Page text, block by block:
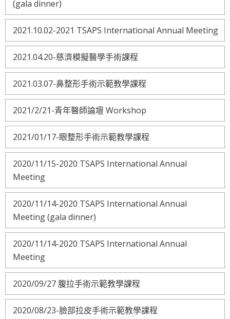
(gala dinner)
2021.10.02-2021 TSAPS International Annual Meeting
2021.04.20-慈濟模擬醫學手術課程
2021.03.07-鼻整形手術示範教學課程
2021/2/21-青年醫師論壇 Workshop
2021/01/17-眼整形手術示範教學課程
2020/11/15-2020 TSAPS International Annual
Meeting
2020/11/14-2020 TSAPS International Annual
Meeting (gala dinner)
2020/11/14-2020 TSAPS International Annual
Meeting
2020/09/27 腹拉手術示範教學課程
2020/08/23-臉部拉皮手術示範教學課程